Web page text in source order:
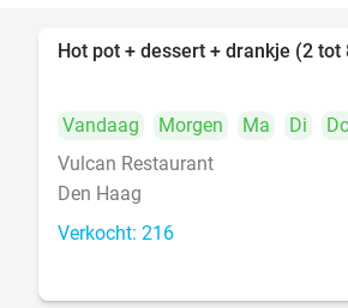
Hot pot + dessert + drankje (2 tot
Vandaag Morgen Ma Di
Vulcan Restaurant
Den Haag
Verkocht: 216